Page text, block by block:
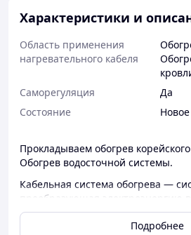
Характеристики и
Область применения
нагревательного кабеля
Саморегуляция
Да
Состояние
Новое
Прокладываем обогрев
Обогрев водосточной системы.
Кабельная система обогрева —
преобразующая электроэнергию в
теплового действия тока в
выполненных в виде специальных
Подробнее